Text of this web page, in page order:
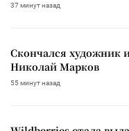
37 минут назад
Скончался
Николай Марков
55 минут назад